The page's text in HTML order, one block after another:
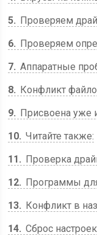
5
Проверяем
6
Проверяем
7 Аппаратные
8
Конфликт
9
Присвоена уже
10 Читайте также:
11
Проверка
12
Программы
13
Конфликт в
14 Сброс